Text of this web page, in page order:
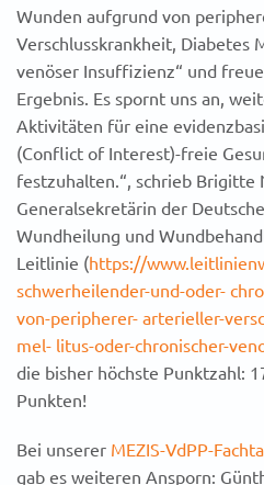
Wunden aufgrund von
Verschlusskrankheit, Diabetes
venöser Insuffizienz“ und
Ergebnis. Es spornt uns an,
Aktivitäten für eine
(Conflict of Interest)-freie
festzuhalten.“, schrieb Brigitte
Generalsekretärin der
Wundheilung und
Leitlinie (https://
schwerheilender-und-oder-
von-peripherer- arterieller-
mel- litus-oder-chronischer-
die bisher höchste Punktzahl:
Punkten!
Bei unserer MEZIS-VdPP-
gab es weiteren Ansporn: